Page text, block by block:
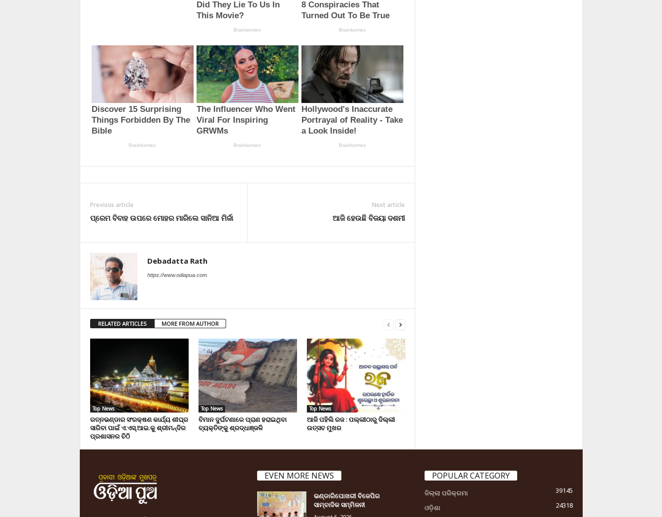
Previous article
ପ୍ରେମ ବିବାହ ଉପରେ ମୋହର ମାରିଲେ ସାନିଆ ମିର୍ଜା
Next article
ଆଜି ହେଉଛି ବିଜୟା ଦଶମୀ
Debadatta Rath
https://www.odiapua.com
RELATED ARTICLES MORE FROM AUTHOR
Top News
ରତ୍ନଭଣ୍ଡାର ସଂରକ୍ଷଣ କାର୍ଯ୍ୟ ଶୀଘ୍ର
ସାରିବା ପାଇଁ ଏ.ଏସ୍.ଆଇ.କୁ ଶ୍ରୀମନ୍ଦିର
ପ୍ରଶାସନର ଚିଠି
Top News
ବିମାନ ଦୁର୍ଘଟଣାରେ ପ୍ରାଣ ହରାଇଥିବା
ବ୍ୟକ୍ତିଙ୍କୁ ଶ୍ରଦ୍ଧାଞ୍ଜଳି
Top News
ଆଜି ପହିଲି ରଜ : ପଲ୍ଲୀଠାରୁ ଦିଲ୍ଲୀ
ଉତ୍ସବ ମୁଖର
EVEN MORE NEWS
ଭଣ୍ଡାରିପୋଖରୀ ବିଜେପିର
ସାମ୍ବାଦିକ ସମ୍ମିଳନୀ
POPULAR CATEGORY
ଜିଲ୍ଲା ପରିକ୍ରମା
39145
ଓଡ଼ିଶା
24318